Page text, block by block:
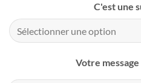
C'est une
Votre